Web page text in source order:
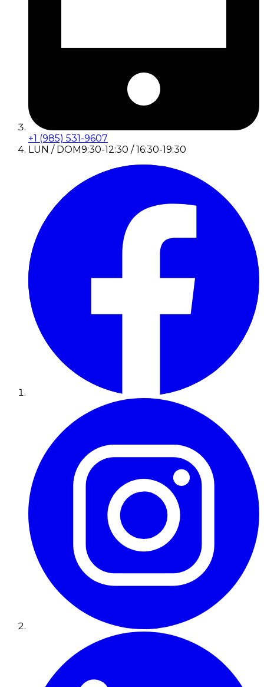
+1 (985) 531-9607
LUN / DOM9:30-12:30 / 16:30-19:30